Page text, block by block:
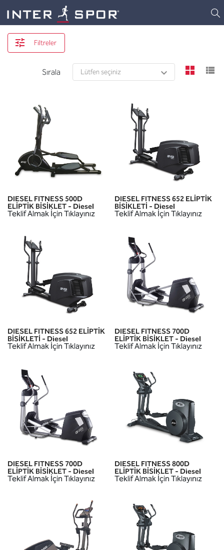
Filtreler
Sırala
DIESEL FITNESS 500D
ELİPTİK BİSİKLET - Diesel
Teklif Almak İçin Tıklayınız
DIESEL FITNESS 652 ELİPTİK
BİSİKLETİ - Diesel
Teklif Almak İçin Tıklayınız
DIESEL FITNESS 652 ELİPTİK
BİSİKLETİ - Diesel
Teklif Almak İçin Tıklayınız
DIESEL FITNESS 700D
ELİPTİK BİSİKLET - Diesel
Teklif Almak İçin Tıklayınız
DIESEL FITNESS 700D
ELİPTİK BİSİKLET - Diesel
Teklif Almak İçin Tıklayınız
DIESEL FITNESS 800D
ELİPTİK BİSİKLET - Diesel
Teklif Almak İçin Tıklayınız